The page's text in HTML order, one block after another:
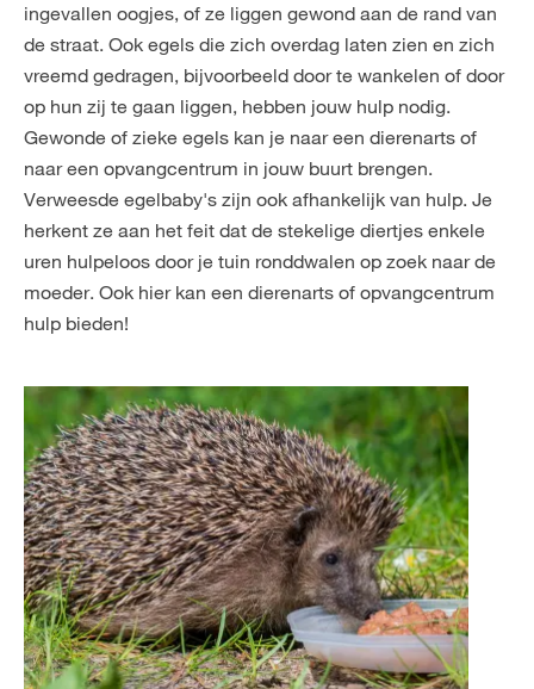
ingevallen oogjes, of ze liggen gewond aan de rand van
de straat. Ook egels die zich overdag laten zien en zich
vreemd gedragen, bijvoorbeeld door te wankelen of door
op hun zij te gaan liggen, hebben jouw hulp nodig.
Gewonde of zieke egels kan je naar een dierenarts of
naar een opvangcentrum in jouw buurt brengen.
Verweesde egelbaby's zijn ook afhankelijk van hulp. Je
herkent ze aan het feit dat de stekelige diertjes enkele
uren hulpeloos door je tuin ronddwalen op zoek naar de
moeder. Ook hier kan een dierenarts of opvangcentrum
hulp bieden!